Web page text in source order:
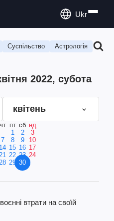
Ukr
Суспільство Астрологія
2022, субота
квітень
чт пт сб нд
1
2
3
7 8 9
10
14 15 16 17
22 23 24
29 30
втрати на своїй